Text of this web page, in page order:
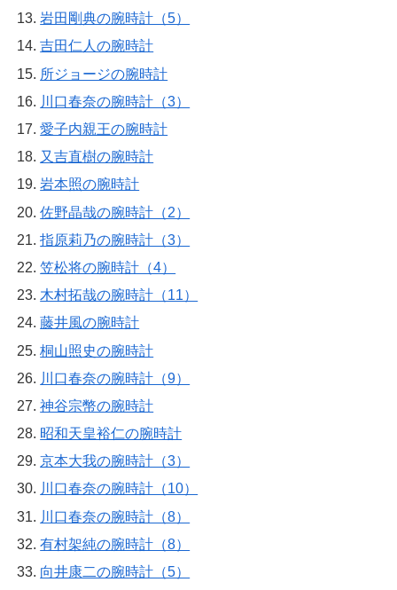
岩田剛典の腕時計（5）
吉田仁人の腕時計
所ジョージの腕時計
川口春奈の腕時計（3）
愛子内親王の腕時計
又吉直樹の腕時計
岩本照の腕時計
佐野晶哉の腕時計（2）
指原莉乃の腕時計（3）
笠松将の腕時計（4）
木村拓哉の腕時計（11）
藤井風の腕時計
桐山照史の腕時計
川口春奈の腕時計（9）
神谷宗幣の腕時計
昭和天皇裕仁の腕時計
京本大我の腕時計（3）
川口春奈の腕時計（10）
川口春奈の腕時計（8）
有村架純の腕時計（8）
向井康二の腕時計（5）